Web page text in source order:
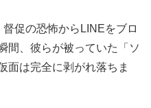
促の恐怖からLINEをブロ
間、彼らが被っていた「ソ
面は完全に剥がれ落ちま